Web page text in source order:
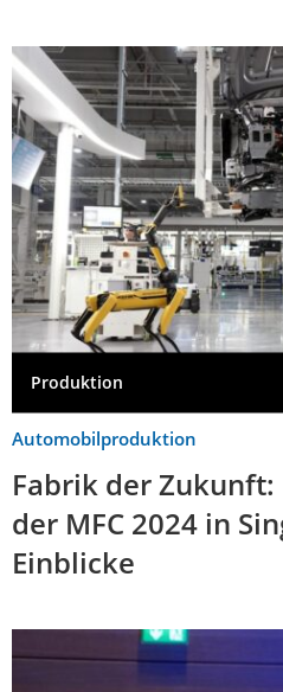
Produktion
Automobilproduktion
Fabrik der
der MFC 2024 in
Einblicke